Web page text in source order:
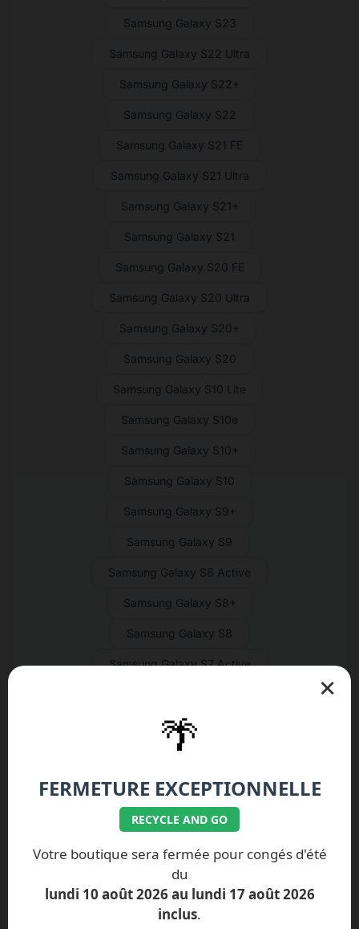
Samsung Galaxy S23
Samsung Galaxy S22 Ultra
Samsung Galaxy S22+
Samsung Galaxy S22
Samsung Galaxy S21 FE
Samsung Galaxy S21 Ultra
Samsung Galaxy S21+
Samsung Galaxy S21
Samsung Galaxy S20 FE
Samsung Galaxy S20 Ultra
Samsung Galaxy S20+
Samsung Galaxy S20
Samsung Galaxy S10 Lite
Samsung Galaxy S10e
Samsung Galaxy S10+
Samsung Galaxy S10
Samsung Galaxy S9+
Samsung Galaxy S9
Samsung Galaxy S8 Active
Samsung Galaxy S8+
Samsung Galaxy S8
Samsung Galaxy S7 Active
Samsung Galaxy S7
Samsung Galaxy S6 Active
Samsung Galaxy S6 Edge+
Samsung Galaxy S6 Edge
Samsung Galaxy S6
Samsung Galaxy S5 Neo
Samsung Galaxy S5 Active
×
🌴
FERMETURE EXCEPTIONNELLE
RECYCLE AND GO
Votre boutique sera fermée pour congés d'été
du
lundi 10 août 2026 au lundi 17 août 2026
inclus.